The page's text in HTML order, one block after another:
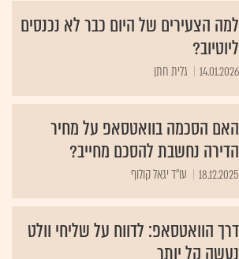
ליוטיוב?
14.01.2026
הדירה נחשבת להסכם מחייב?
18.12.2025 עו"ד יגאל קולוף
נעשה קל יותר